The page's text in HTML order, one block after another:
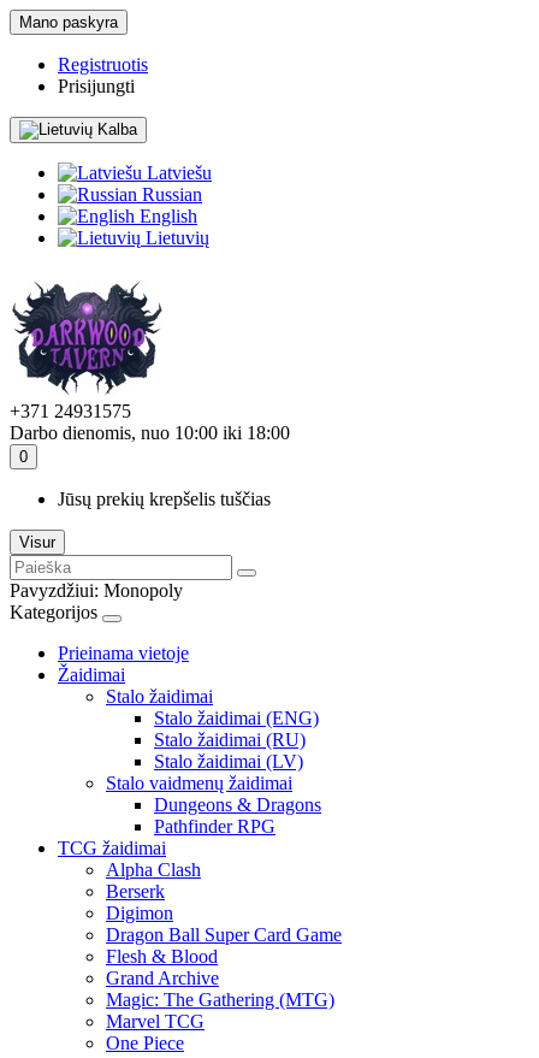
Mano paskyra
Registruotis
Prisijungti
Kalba
Latviešu
Russian
English
Lietuvių
+371 24931575
Darbo dienomis, nuo 10:00 iki 18:00
0
Jūsų prekių krepšelis tuščias
Visur
Pavyzdžiui: Monopoly
Kategorijos
Prieinama vietoje
Žaidimai
Stalo žaidimai
Stalo žaidimai (ENG)
Stalo žaidimai (RU)
Stalo žaidimai (LV)
Stalo vaidmenų žaidimai
Dungeons & Dragons
Pathfinder RPG
TCG žaidimai
Alpha Clash
Berserk
Digimon
Dragon Ball Super Card Game
Flesh & Blood
Grand Archive
Magic: The Gathering (MTG)
Marvel TCG
One Piece